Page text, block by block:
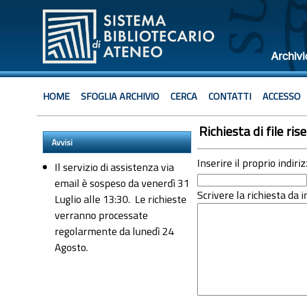
HOME SFOGLIA ARCHIVIO CERCA CONTATTI ACCESSO
Avvisi
Il servizio di assistenza via
email è sospeso da venerdì 31
Luglio alle 13:30. Le richieste
verranno processate
regolarmente da lunedì 24
Agosto.
Richiesta di file
Inserire il proprio
Scrivere la richiesta da